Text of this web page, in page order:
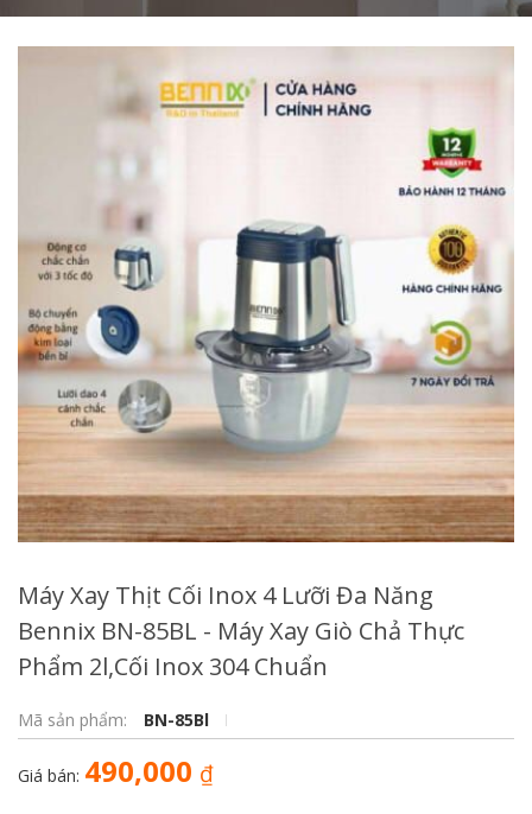
Máy Xay Thịt Cối Inox 4 Lưỡi Đa Năng
Bennix BN-85BL - Máy Xay Giò Chả Thực
Phẩm 2l,Cối Inox 304 Chuẩn
Mã sản phẩm: BN-85Bl
Giá bán: 490,000 ₫